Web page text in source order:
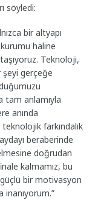
söyledi:
bir altyapı
haline
Teknoloji,
şeyi gerçeğe
tam anlamıyla
anında
farkındalık
beraberinde
doğrudan
kalmamız, bu
bir motivasyon
inanıyorum.”